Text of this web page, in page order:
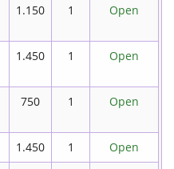
1.150 1 Open
1.450 1 Open
750 1 Open
1.450 1
Open